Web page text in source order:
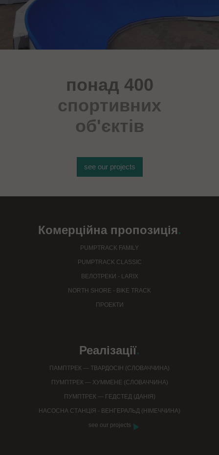
понад 400
спортивних
об'єктів
see our projects
Комерційна пропозиція.
PUMPTRACK FAMILY
PUMPTRACK CLASSIC
ВЕЛОТРЕКИ - LARIX
NORTH SHORE - BIKE TRACK
ПРОЕКТИ
Реалізації.
ПАМПТРЕК — ТВАРДОСІН (СЛОВАЧЧИНА)
ПУМПТРЕК — ХУММЕНЕ (СЛОВАЧЧИНА)
ПУМПТРЕК — ГЕДСТЕД (ДАНІЯ)
НАСОСНА СТАНЦІЯ - ВЕНГЕРАЛЬД (НІМЕЧЧИНА)
see our projects